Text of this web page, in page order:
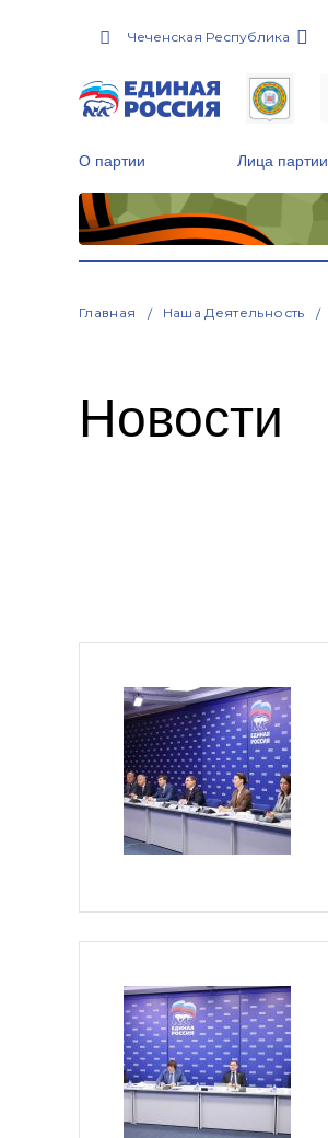
Чеченская Республика
О партии Лица партии
Главная Наша Деятельность
Новости